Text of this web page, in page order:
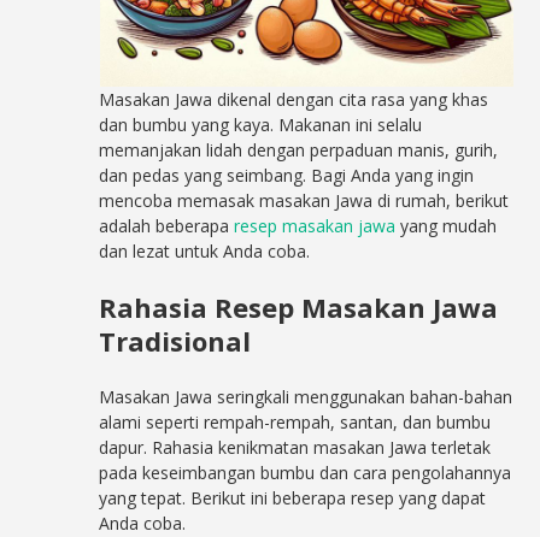
Masakan Jawa dikenal dengan cita rasa yang khas
dan bumbu yang kaya. Makanan ini selalu
memanjakan lidah dengan perpaduan manis, gurih,
dan pedas yang seimbang. Bagi Anda yang ingin
mencoba memasak masakan Jawa di rumah, berikut
adalah beberaparesep masakan jawa yang mudah
dan lezat untuk Anda coba.
Rahasia Resep Masakan Jawa
Tradisional
Masakan Jawa seringkali menggunakan bahan-bahan
alami seperti rempah-rempah, santan, dan bumbu
dapur. Rahasia kenikmatan masakan Jawa terletak
pada keseimbangan bumbu dan cara pengolahannya
yang tepat. Berikut ini beberapa resep yang dapat
Anda coba.